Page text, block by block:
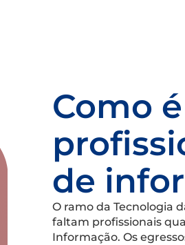
Como
de
O ramo da Tecnologia
faltam profissionais
Informação. Os